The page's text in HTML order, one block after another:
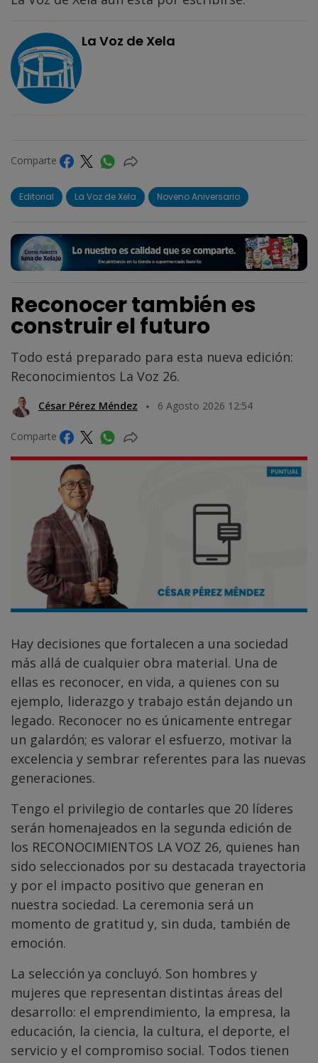
La Voz de Xela
Comparte
Editorial La Voz de Xela Noveno Aniversario
Reconocer también es
construir el futuro
Todo está preparado para esta nueva edición:
Reconocimientos La Voz 26.
César Pérez Méndez 6 Agosto 2026 12:54
Comparte
Hay decisiones que fortalecen a una sociedad
más allá de cualquier obra material. Una de
ellas es reconocer, en vida, a quienes con su
ejemplo, liderazgo y trabajo están dejando un
legado. Reconocer no es únicamente entregar
un galardón; es valorar el esfuerzo, motivar la
excelencia y sembrar referentes para las nuevas
generaciones.
Tengo el privilegio de contarles que 20 líderes
serán homenajeados en la segunda edición de
los RECONOCIMIENTOS LA VOZ 26, quienes han
sido seleccionados por su destacada trayectoria
y por el impacto positivo que generan en
nuestra sociedad. La ceremonia será un
momento de gratitud y, sin duda, también de
emoción.
La selección ya concluyó. Son hombres y
mujeres que representan distintas áreas del
desarrollo: el emprendimiento, la empresa, la
educación, la ciencia, la cultura, el deporte, el
servicio y el compromiso social. Todos tienen